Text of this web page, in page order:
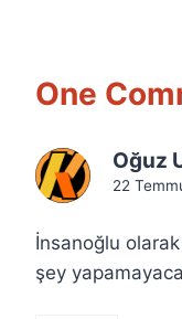
One
Oğuz
22
İnsanoğlu
şey